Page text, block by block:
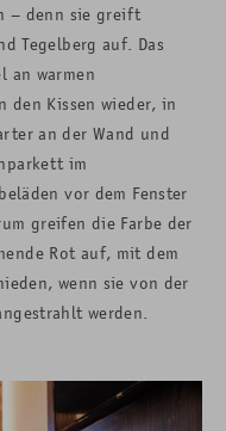
– denn sie greift
Tegelberg auf. Das
an warmen
Kissen wieder, in
an der Wand und
im
vor dem Fenster
greifen die Farbe der
Rot auf, mit dem
wenn sie von der
werden.